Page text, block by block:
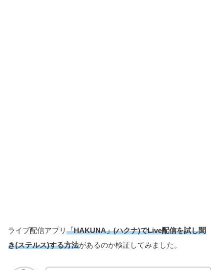
ライブ配信アプリ 「HAKUNA」(ハクナ)でLive配信を試し聞
き(ステルス)する方法があるのか検証してみました。